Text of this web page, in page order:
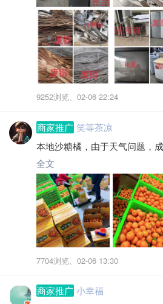
9252浏览、 02-06 22:24
商家推广 笑等茶凉
本地沙糖橘，由于天气问题，
全文
7704浏览、 02-06 13:30
商家推广 小幸福